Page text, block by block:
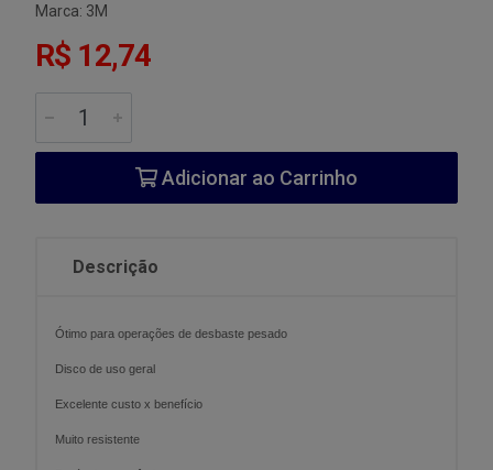
Marca: 3M
R$ 12,74
Adicionar ao Carrinho
Descrição
Ótimo para operações de desbaste pesado
Disco de uso geral
Excelente custo x benefício
Muito resistente